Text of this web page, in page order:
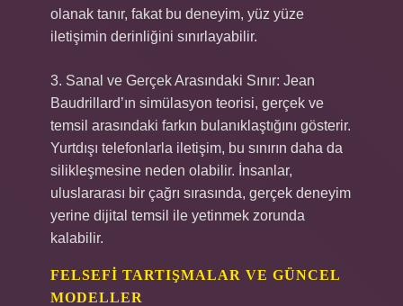
olanak tanır, fakat bu deneyim, yüz yüze
iletişimin derinliğini sınırlayabilir.
3. Sanal ve Gerçek Arasındaki Sınır: Jean
Baudrillard’ın simülasyon teorisi, gerçek ve
temsil arasındaki farkın bulanıklaştığını gösterir.
Yurtdışı telefonlarla iletişim, bu sınırın daha da
silikleşmesine neden olabilir. İnsanlar,
uluslararası bir çağrı sırasında, gerçek deneyim
yerine dijital temsil ile yetinmek zorunda
kalabilir.
FELSEFI TARTIŞMALAR VE GÜNCEL
MODELLER